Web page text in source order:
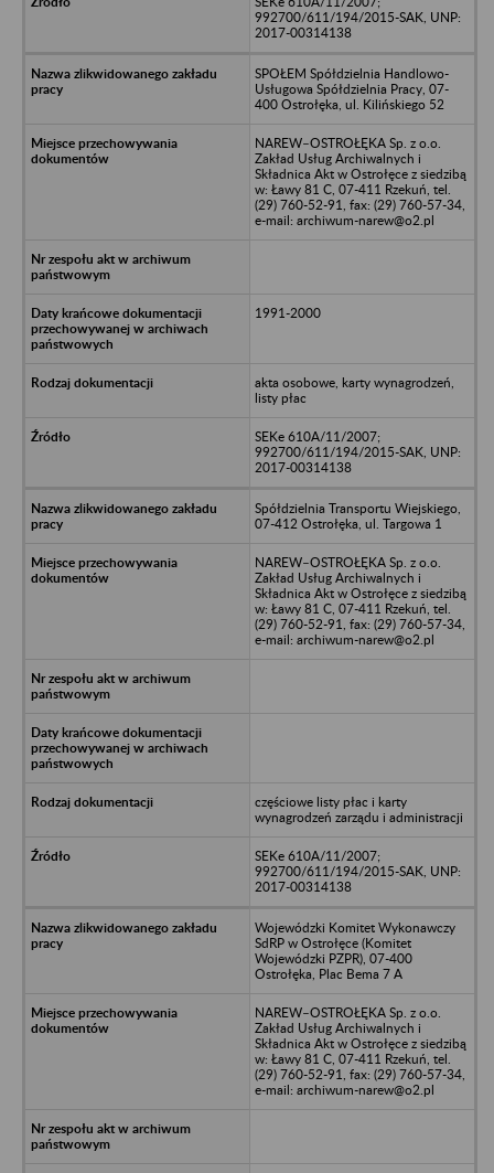
992700/611/194/2015-SAK, UNP:
2017-00314138
SPOŁEM Spółdzielnia Handlowo-
Usługowa Spółdzielnia Pracy, 07-
400 Ostrołęka, ul. Kilińskiego 52
NAREW–OSTROŁĘKA Sp. z o.o.
Zakład Usług Archiwalnych i
Składnica Akt w Ostrołęce z siedzibą
w: Ławy 81 C, 07-411 Rzekuń, tel.
(29) 760-52-91, fax: (29) 760-57-34,
e-mail: archiwum-narew@o2.pl
1991-2000
akta osobowe, karty wynagrodzeń,
listy płac
SEKe 610A/11/2007;
992700/611/194/2015-SAK, UNP:
2017-00314138
Spółdzielnia Transportu Wiejskiego,
07-412 Ostrołęka, ul. Targowa 1
NAREW–OSTROŁĘKA Sp. z o.o.
Zakład Usług Archiwalnych i
Składnica Akt w Ostrołęce z siedzibą
w: Ławy 81 C, 07-411 Rzekuń, tel.
(29) 760-52-91, fax: (29) 760-57-34,
e-mail: archiwum-narew@o2.pl
częściowe listy płac i karty
wynagrodzeń zarządu i administracji
SEKe 610A/11/2007;
992700/611/194/2015-SAK, UNP:
2017-00314138
Wojewódzki Komitet Wykonawczy
SdRP w Ostrołęce (Komitet
Wojewódzki PZPR), 07-400
Ostrołęka, Plac Bema 7 A
NAREW–OSTROŁĘKA Sp. z o.o.
Zakład Usług Archiwalnych i
Składnica Akt w Ostrołęce z siedzibą
w: Ławy 81 C, 07-411 Rzekuń, tel.
(29) 760-52-91, fax: (29) 760-57-34,
e-mail: archiwum-narew@o2.pl